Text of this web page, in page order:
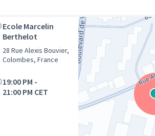
Ecole Marcelin
Berthelot
28 Rue Alexis Bouvier,
Colombes, France
19:00 PM -
21:00 PM CET